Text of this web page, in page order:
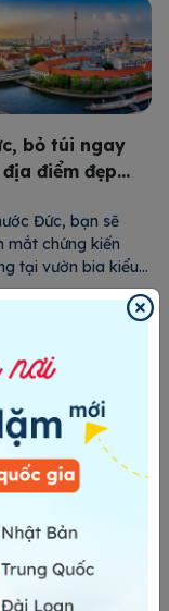
tìm hiểu
tuyệt vời xung
thẻ quyền lực này
bài […]
bỏ túi ngay
điểm đẹp
Đức, bạn sẽ
mắt chứng kiến
tại vườn bia kiểu
thức ly bia lager
Cùng 24HVISA
nước Đức ngay
có một chuyến
ý nghĩa nhất […]
ngỡ ngàng
10 điểm đến
Hy Lạp
ở phía Đông
Âu, nổi tiếng là